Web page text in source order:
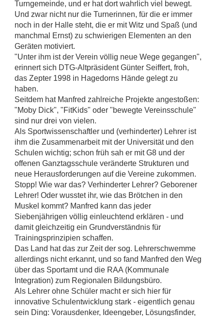
Turngemeinde, und er hat dort wahrlich viel bewegt.
Und zwar nicht nur die Turnerinnen, für die er immer
noch in der Halle steht, die er mit Witz und Spaß (und
manchmal Ernst) zu schwierigen Elementen an den
Geräten motiviert.
"Unter ihm ist der Verein völlig neue Wege gegangen",
erinnert sich DTG-Altpräsident Günter Seiffert, froh,
das Zepter 1998 in Hagedorns Hände gelegt zu
haben.
Seitdem hat Manfred zahlreiche Projekte angestoßen:
"Moby Dick", "FitKids" oder "bewegte Vereinsschule"
sind nur drei von vielen.
Als Sportwissenschaftler und (verhinderter) Lehrer ist
ihm die Zusammenarbeit mit der Universität und den
Schulen wichtig; schon früh sah er mit G8 und der
offenen Ganztagsschule veränderte Strukturen und
neue Herausforderungen auf die Vereine zukommen.
Stopp! Wie war das? Verhinderter Lehrer? Geborener
Lehrer! Oder wusstet ihr, wie das Brötchen in den
Muskel kommt? Manfred kann das jeder
Siebenjährigen völlig einleuchtend erklären - und
damit gleichzeitig ein Grundverständnis für
Trainingsprinzipien schaffen.
Das Land hat das zur Zeit der sog. Lehrerschwemme
allerdings nicht erkannt, und so fand Manfred den Weg
über das Sportamt und die RAA (Kommunale
Integration) zum Regionalen Bildungsbüro.
Als Lehrer ohne Schüler macht er sich hier für
innovative Schulentwicklung stark - eigentlich genau
sein Ding: Vorausdenker, Ideengeber, Lösungsfinder,